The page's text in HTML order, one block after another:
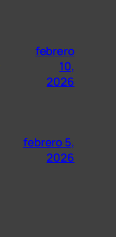
febrero
10,
2026
febrero 5,
2026